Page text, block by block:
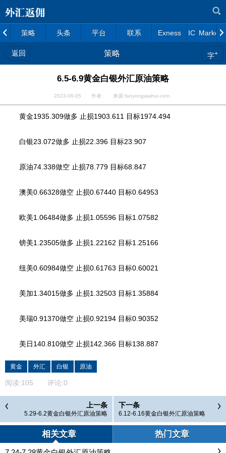
策略 头条 平台 联系 Exness IC Markets
返回 策略 字+
6.5-6.9黄金白银外汇原油策略
2023-06-05 作者: 来源:fanyongwaihui.com
黄金1935.309做多 止损1903.611 目标1974.494
白银23.072做多 止损22.396 目标23.907
原油74.338做空 止损78.779 目标68.847
澳美0.66328做空 止损0.67440 目标0.64953
欧美1.06484做多 止损1.05596 目标1.07582
镑美1.23505做多 止损1.22162 目标1.25166
纽美0.60984做空 止损0.61763 目标0.60021
美加1.34015做多 止损1.32503 目标1.35884
美瑞0.91370做空 止损0.92194 目标0.90352
美日140.810做空 止损142.366 目标138.887
黄金 外汇 白银 原油
阅读:105 评论:0
上一条
5.29-6.2黄金白银外汇原油策略
下一条
6.12-6.16黄金白银外汇原油策略
相关文章 热门文章